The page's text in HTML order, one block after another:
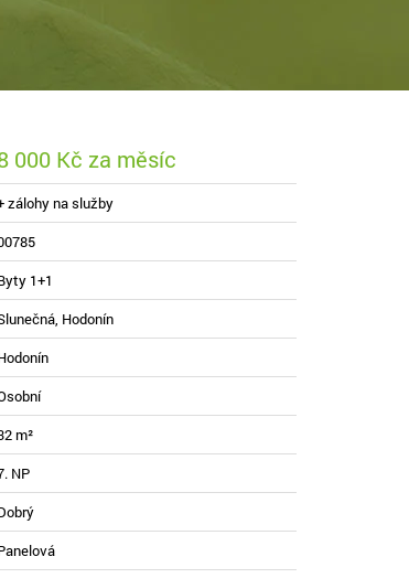
000 Kč za měsíc
zálohy na služby
1+1
Hodonín
m²
NP